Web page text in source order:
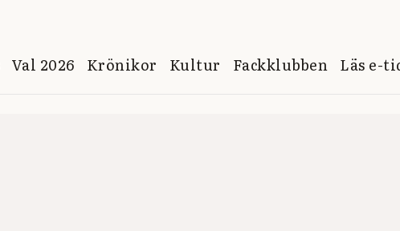
Val 2026 Krönikor Kultur Fackklubben Läs e-